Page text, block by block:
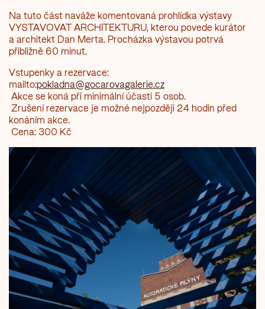
Na tuto část naváže komentovaná prohlídka výstavy
VYSTAVOVAT ARCHITEKTURU, kterou povede kurátor
a architekt Dan Merta. Procházka výstavou potrvá
přibližně 60 minut.
Vstupenky a rezervace:
mailto:pokladna@gocarovagalerie.cz
Akce se koná při minimální účasti 5 osob.
Zrušení rezervace je možné nejpozději 24 hodin před
konáním akce.
Cena: 300 Kč